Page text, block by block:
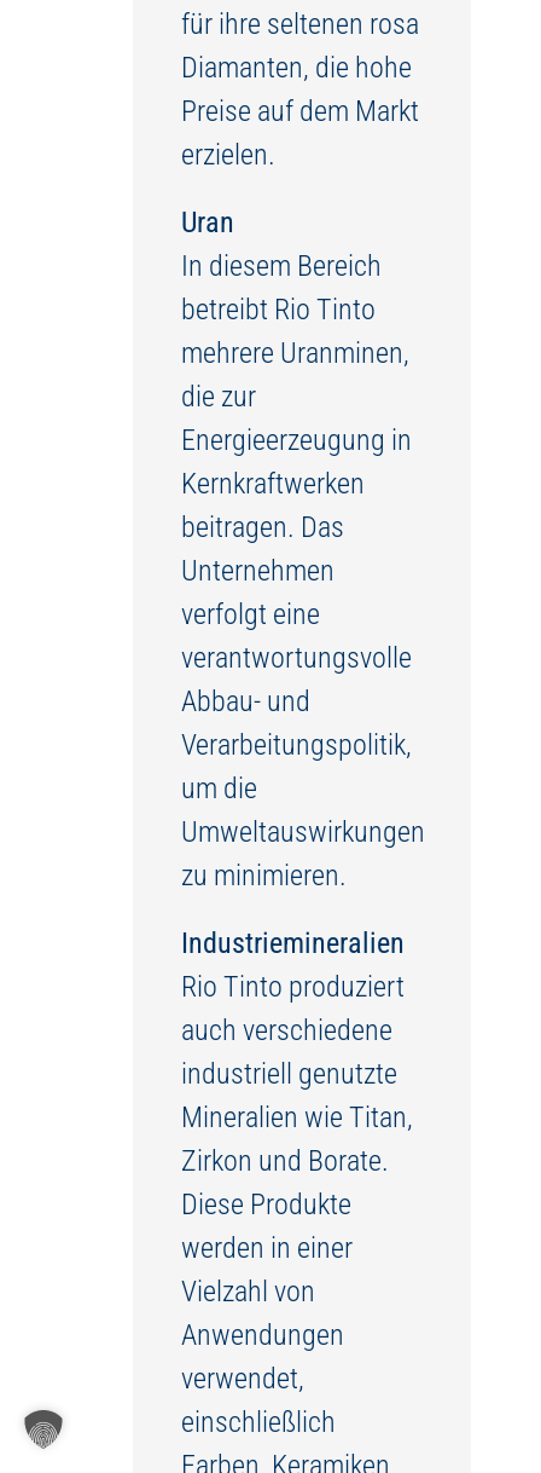
für ihre seltenen rosa
Diamanten, die hohe
Preise auf dem Markt
erzielen.
Uran
In diesem Bereich
betreibt Rio Tinto
mehrere Uranminen,
die zur
Energieerzeugung in
Kernkraftwerken
beitragen. Das
Unternehmen
verfolgt eine
verantwortungsvolle
Abbau- und
Verarbeitungspolitik,
um die
Umweltauswirkungen
zu minimieren.
Industriemineralien
Rio Tinto produziert
auch verschiedene
industriell genutzte
Mineralien wie Titan,
Zirkon und Borate.
Diese Produkte
werden in einer
Vielzahl von
Anwendungen
verwendet,
einschließlich
Farben, Keramiken